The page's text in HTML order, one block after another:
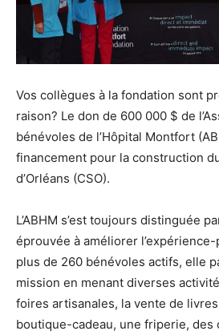
Vos collègues à la fondation sont
raison? Le don de 600 000 $ de
bénévoles de l’Hôpital Montfort
financement pour la construction
d’Orléans (CSO).
L’ABHM s’est toujours distinguée
éprouvée à améliorer
plus de 260 bénévoles actifs, elle
mission en menant diverses
foires artisanales, la vente de
boutique-cadeau, une friperie, des